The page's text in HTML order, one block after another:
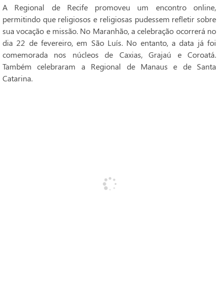
A Regional de Recife promoveu um encontro online,
permitindo que religiosos e religiosas pudessem refletir sobre
sua vocação e missão. No Maranhão, a celebração ocorrerá no
dia 22 de fevereiro, em São Luís. No entanto, a data já foi
comemorada nos núcleos de Caxias, Grajaú e Coroatá.
Também celebraram a Regional de Manaus e de Santa
Catarina.